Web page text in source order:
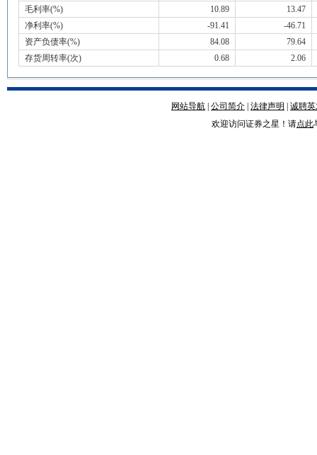
毛利率(%)
10.89
13.47
净利率(%)
-91.41
-46.71
资产负债率(%)
84.08
79.64
存货周转率(次)
0.68 2.06
网站导航 公司简介 法律声明
诚聘
欢迎访问证券之星！请点此